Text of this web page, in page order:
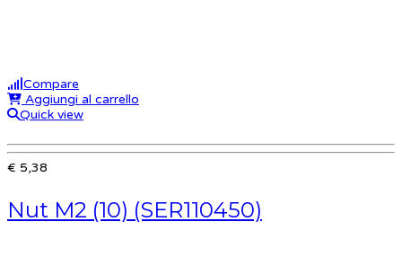
Compare
Aggiungi al carrello
Quick view
€ 5,38
Nut M2 (10) (SER110450)